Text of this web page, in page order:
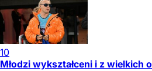
10
Młodzi wykształceni i z wielkich